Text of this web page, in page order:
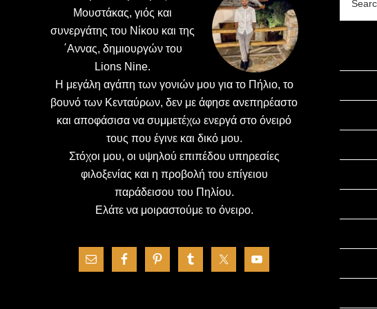
Μουστάκας, γιός και
συνεργάτης του Νίκου και της
΄Αννας, δημιουργών του
Lions Nine.
H μεγάλη αγάπη των γονιών μου για το Πήλιο, το
βουνό των Κενταύρων, δεν με άφησε ανεπηρέαστο
και αποφάσισα να συμμετέχω ενεργά στο όνειρό
τους που έγινε και δικό μου.
Στόχοι μου, οι υψηλού επιπέδου υπηρεσίες
φιλοξενίας και η προβολή του επίγειου
παράδεισου του Πηλίου.
Ελάτε να μοιραστούμε το όνειρο.